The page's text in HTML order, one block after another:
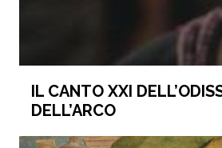
IL CANTO XXI
DELL’ARCO